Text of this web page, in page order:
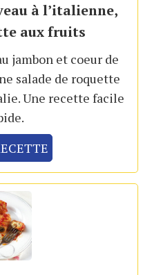
à l’italienne,
aux fruits
jambon et coeur de
salade de roquette
Une recette facile